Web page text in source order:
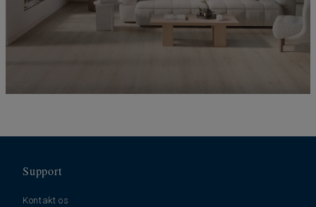
Support
Kontakt os